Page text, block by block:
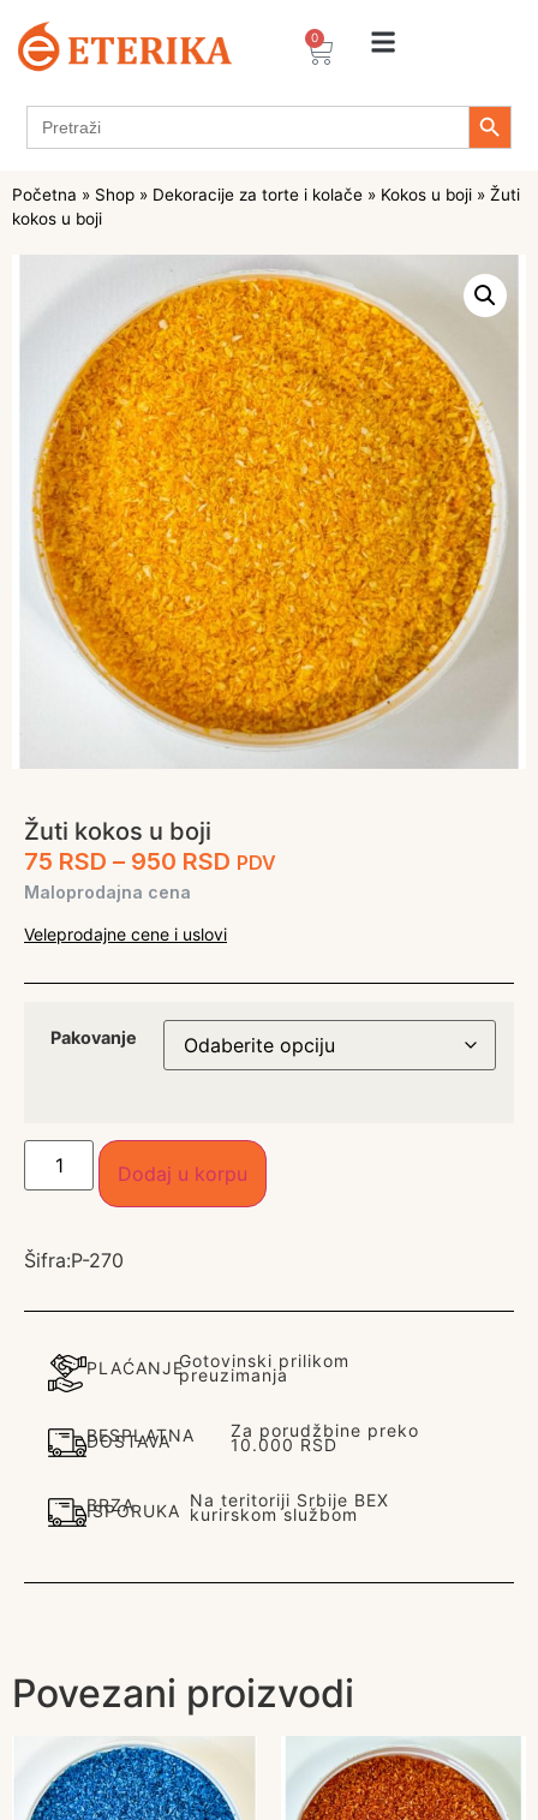
0
Search
for:
Search
Početna » Shop » Dekoracije za torte i kolače » Kokos u boji » Žuti
kokos u boji
Žuti kokos u boji
75 RSD – 950 RSD PDV
Maloprodajna cena
Veleprodajne cene i uslovi
Pakovanje
Dodaj u korpu
Šifra:P-270
PLAĆANJEGotovinski prilikom
preuzimanja
BESPLATNA
DOSTAVA
Za porudžbine preko
10.000 RSD
BRZA
ISPORUKA
Na teritoriji Srbije BEX
kurirskom službom
Povezani proizvodi